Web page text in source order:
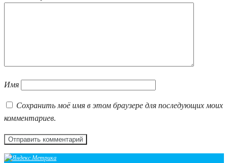
Имя
Сохранить моё имя в этом браузере для последующих моих
комментариев.